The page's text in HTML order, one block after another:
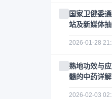
国家卫健委
站及新媒体
2026-01-28
熟地功效与
髓的中药详解
2026-02-03